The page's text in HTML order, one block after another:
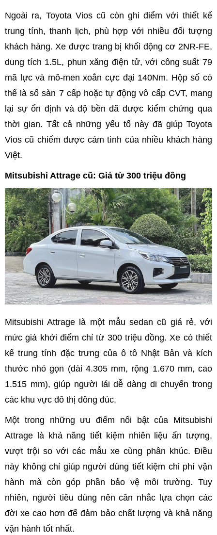
Ngoài ra, Toyota Vios cũ còn ghi điểm với thiết kế
trung tính, thanh lịch, phù hợp với nhiều đối tượng
khách hàng. Xe được trang bị khối động cơ 2NR-FE,
dung tích 1.5L, phun xăng điện tử, với công suất 79
mã lực và mô-men xoắn cực đại 140Nm. Hộp số có
thể là số sàn 7 cấp hoặc tự động vô cấp CVT, mang
lại sự ổn định và độ bền đã được kiểm chứng qua
thời gian. Tất cả những yếu tố này đã giúp Toyota
Vios cũ chiếm được cảm tình của nhiều khách hàng
Việt.
Mitsubishi Attrage cũ: Giá từ 300 triệu đồng
Mitsubishi Attrage là một mẫu sedan cũ giá rẻ, với
mức giá khởi điểm chỉ từ 300 triệu đồng. Xe có thiết
kế trung tính đặc trưng của ô tô Nhật Bản và kích
thước nhỏ gọn (dài 4.305 mm, rộng 1.670 mm, cao
1.515 mm), giúp người lái dễ dàng di chuyển trong
các khu vực đô thị đông đúc.
Một trong những ưu điểm nổi bật của Mitsubishi
Attrage là khả năng tiết kiệm nhiên liệu ấn tượng,
vượt trội so với các mẫu xe cùng phân khúc. Điều
này không chỉ giúp người dùng tiết kiệm chi phí vận
hành mà còn góp phần bảo vệ môi trường. Tuy
nhiên, người tiêu dùng nên cân nhắc lựa chọn các
đời xe cao hơn để đảm bảo chất lượng và khả năng
vận hành tốt nhất.